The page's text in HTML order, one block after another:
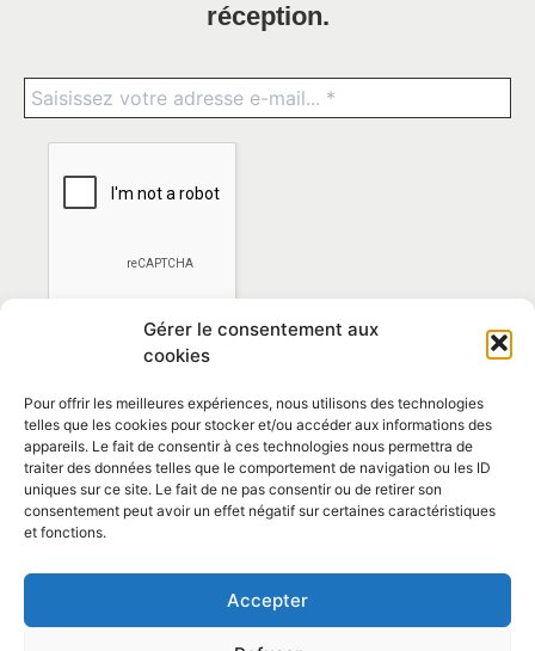
Gérer le consentement aux
cookies
Pour offrir les meilleures expériences, nous utilisons des technologies
telles que les cookies pour stocker et/ou accéder aux informations des
appareils. Le fait de consentir à ces technologies nous permettra de
traiter des données telles que le comportement de navigation ou les ID
uniques sur ce site. Le fait de ne pas consentir ou de retirer son
consentement peut avoir un effet négatif sur certaines caractéristiques
et fonctions.
Accepter
réception.
*En vous abonnant vous acceptez lapolitique de
confidentialité
Contact et horaires
Politique de confidentialité Mentions Légales